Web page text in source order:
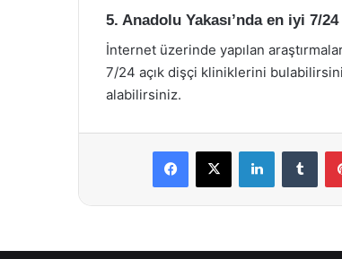
5. Anadolu Yakası’nda en iyi 7/
İnternet üzerinde yapılan
7/24 açık dişçi kliniklerini
alabilirsiniz.
Facebook
X LinkedIn